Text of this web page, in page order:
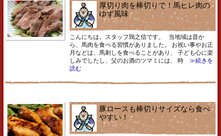
厚切り肉を棒切りで！馬ヒレ肉の
ゆず風味
こんにちは。スタッフ鶉之信です。 当地域は昔か
ら、馬肉を食べる習慣がありました。 お祝い事やお正
月などは、馬刺しを食べることがあり、 子ども心に楽
しみでしたし、父のお酒のツマミには、 時 ≫続きを
読む
豚ロースも棒切りサイズなら食べ
やすい！